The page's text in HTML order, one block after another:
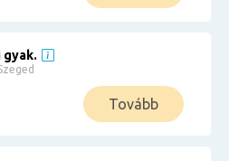
gyak.
Tovább